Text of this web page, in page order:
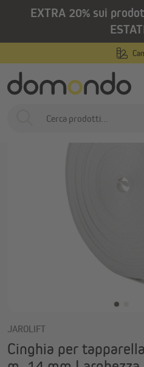
principale
EXTRA 20% sui
/
JAROLIFT
Cinghia per